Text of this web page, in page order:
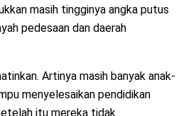
masih tingginya angka putus
pedesaan dan daerah
Artinya masih banyak anak-
menyelesaikan pendidikan
itu mereka tidak